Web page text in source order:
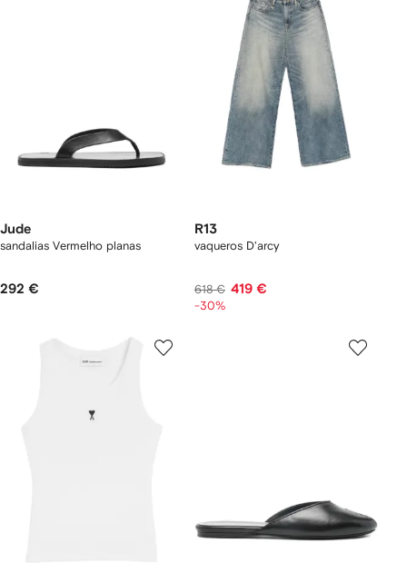
Jude
sandalias Vermelho planas
292 €
R13
vaqueros D'arcy
618 € 419 €
-30%